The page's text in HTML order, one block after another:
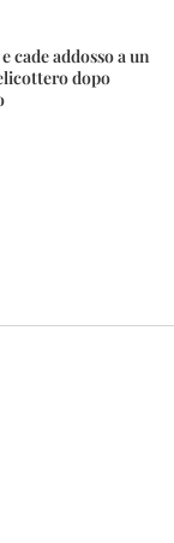
cade addosso a un
dopo